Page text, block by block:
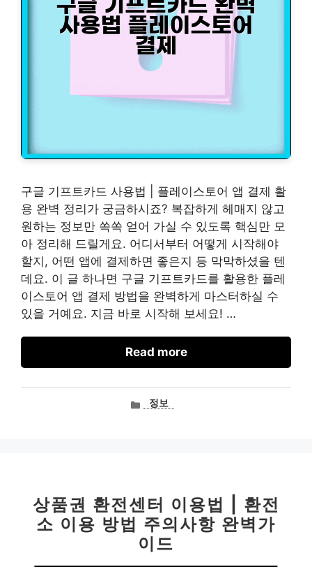
구글 기프트카드 사용법 | 플레이스토어 앱 결제 활
용 완벽 정리가 궁금하시죠? 복잡하게 헤매지 않고
원하는 정보만 쏙쏙 얻어 가실 수 있도록 핵심만 모
아 정리해 드릴게요. 어디서부터 어떻게 시작해야
할지, 어떤 앱에 결제하면 좋은지 등 막막하셨을 텐
데요. 이 글 하나면 구글 기프트카드를 활용한 플레
이스토어 앱 결제 방법을 완벽하게 마스터하실 수
있을 거예요. 지금 바로 시작해 보세요! …
Read more
카정보
상품권 환전센터 이용법 | 환전
소 이용 방법 주의사항 완벽가
이드